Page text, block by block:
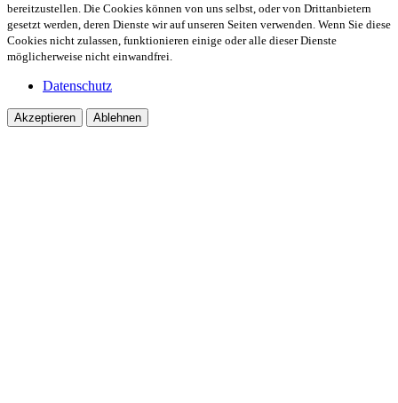
bereitzustellen. Die Cookies können von uns selbst, oder von Drittanbietern
gesetzt werden, deren Dienste wir auf unseren Seiten verwenden. Wenn Sie diese
Cookies nicht zulassen, funktionieren einige oder alle dieser Dienste
möglicherweise nicht einwandfrei.
Datenschutz
Akzeptieren Ablehnen